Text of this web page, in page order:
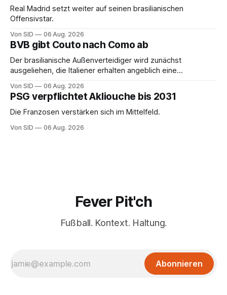
Real Madrid setzt weiter auf seinen brasilianischen
Offensivstar.
Von SID 06 Aug. 2026
BVB gibt Couto nach Como ab
Der brasilianische Außenverteidiger wird zunächst
ausgeliehen, die Italiener erhalten angeblich eine
Von SID 06 Aug. 2026
PSG verpflichtet Akliouche bis 2031
Die Franzosen verstärken sich im Mittelfeld.
Von SID 06 Aug. 2026
Fever Pit'ch
Fußball. Kontext. Haltung.
Abonnieren